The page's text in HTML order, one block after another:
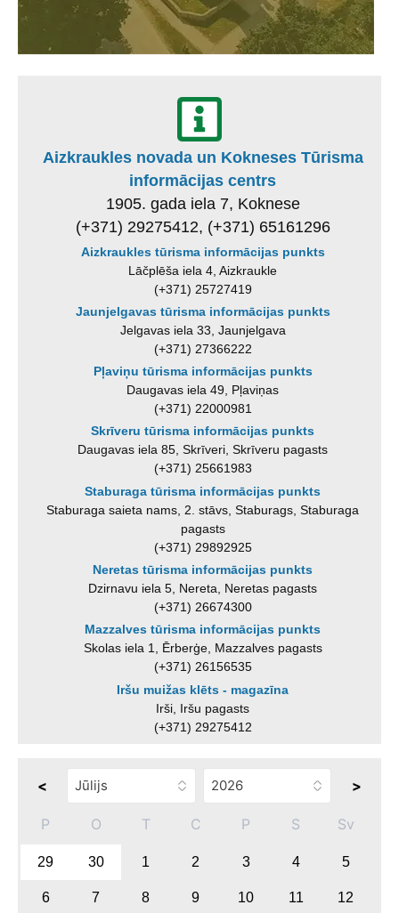
Aizkraukles novada un Kokneses Tūrisma
informācijas centrs
1905. gada iela 7, Koknese
(+371) 29275412, (+371) 65161296
Aizkraukles tūrisma informācijas punkts
Lāčplēša iela 4, Aizkraukle
(+371) 25727419
Jaunjelgavas tūrisma informācijas punkts
Jelgavas iela 33, Jaunjelgava
(+371) 27366222
Pļaviņu tūrisma informācijas punkts
Daugavas iela 49, Pļaviņas
(+371) 22000981
Skrīveru tūrisma informācijas punkts
Daugavas iela 85, Skrīveri, Skrīveru pagasts
(+371) 25661983
Staburaga tūrisma informācijas punkts
Staburaga saieta nams, 2. stāvs, Staburags, Staburaga
pagasts
(+371) 29892925
Neretas tūrisma informācijas punkts
Dzirnavu iela 5, Nereta, Neretas pagasts
(+371) 26674300
Mazzalves tūrisma informācijas punkts
Skolas iela 1, Ērberģe, Mazzalves pagasts
(+371) 26156535
Iršu muižas klēts - magazīna
Irši, Iršu pagasts
(+371) 29275412
< >
P O T C P S Sv
29 30 1 2 3 4 5
6 7 8 9 10 11 12